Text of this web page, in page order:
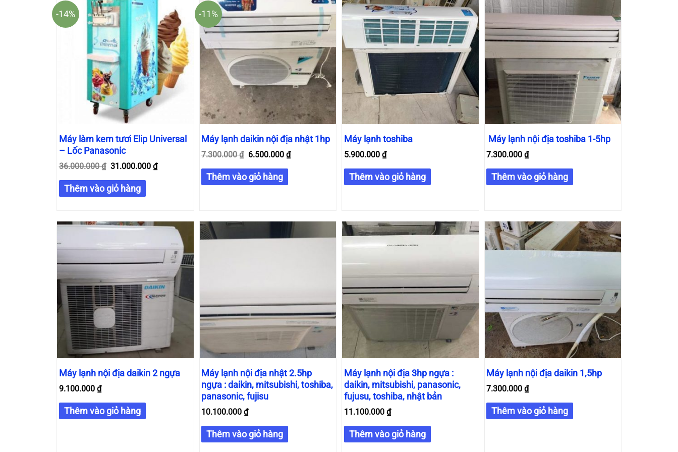
-14%
Máy làm kem tươi Elip Universal
– Lốc Panasonic
36.000.000₫ 31.000.000 ₫
Thêm vào giỏ hàng
-11%
Máy lạnh daikin nội địa nhật 1hp
7.300.000₫ 6.500.000₫
Thêm vào giỏ hàng
Máy lạnh toshiba
5.900.000 ₫
Thêm vào giỏ hàng
Máy lạnh nội địa toshiba 1-5hp
7.300.000₫
Thêm vào giỏ hàng
Máy lạnh nội địa daikin 2 ngựa
9.100.000 ₫
Thêm vào giỏ hàng
Máy lạnh nội địa nhật 2.5hp
ngựa : daikin, mitsubishi, toshiba,
panasonic, fujisu
10.100.000₫
Thêm vào giỏ hàng
Máy lạnh nội địa 3hp ngựa :
daikin, mitsubishi, panasonic,
fujusu, toshiba, nhật bản
11.100.000 ₫
Thêm vào giỏ hàng
Máy lạnh nội địa daikin 1,5hp
7.300.000₫
Thêm vào giỏ hàng